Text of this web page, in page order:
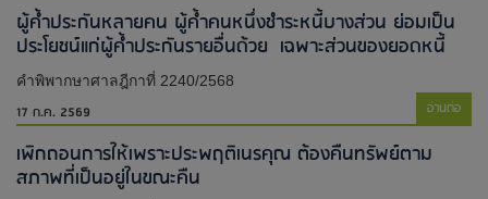
ผู้ค้ำประกันหลายคน ผู้ค้ำคนหนึ่งชำระหนี้บางส่วน ย่อมเป็น
ประโยชน์แก่ผู้ค้ำประกันรายอื่นด้วย เฉพาะส่วนของยอดหนี้
คำพิพากษาศาลฎีกาที่ 2240/2568
17 ก.ค. 2569 อ่านต่อ
เพิกถอนการให้เพราะประพฤติเนรคุณ ต้องคืนทรัพย์ตาม
สภาพที่เป็นอยู่ในขณะคืน